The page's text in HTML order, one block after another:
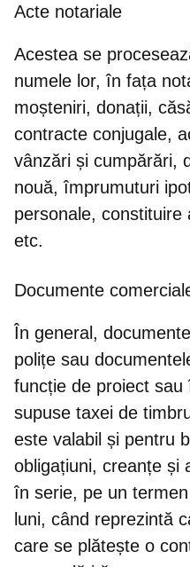
Acte notariale
Acestea se
numele lor, în fața
moșteniri, donații,
contracte conjugale,
vânzări și cumpărări,
nouă, împrumuturi
personale, constituire
etc.
Documente
În general,
polițe sau
funcție de proiect
supuse taxei de
este valabil și pentru
obligațiuni, creanțe și
în serie, pe un
luni, când reprezintă
care se plătește o